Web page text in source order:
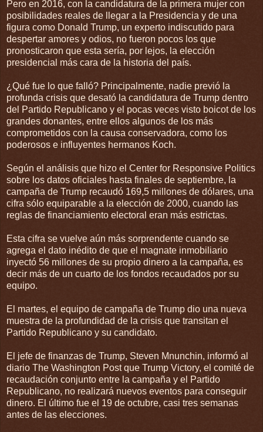
Pero en 2016, con la candidatura de la primera mujer con
posibilidades reales de llegar a la Presidencia y de una
figura como Donald Trump, un experto indiscutido para
despertar amores y odios, no fueron pocos los que
pronosticaron que esta sería, por lejos, la elección
presidencial más cara de la historia del país.
¿Qué fue lo que falló? Principalmente, nadie previó la
profunda crisis que desató la candidatura de Trump dentro
del Partido Republicano y el pocas veces visto boicot de los
grandes donantes, entre ellos algunos de los más
comprometidos con la causa conservadora, como los
poderosos e influyentes hermanos Koch.
Según el análisis que hizo el Center for Responsive Politics
sobre los datos oficiales hasta finales de septiembre, la
campaña de Trump recaudó 169,5 millones de dólares, una
cifra sólo equiparable a la elección de 2000, cuando las
reglas de financiamiento electoral eran más estrictas.
Esta cifra se vuelve aún más sorprendente cuando se
agrega el dato inédito de que el magnate inmobiliario
inyectó 56 millones de su propio dinero a la campaña, es
decir más de un cuarto de los fondos recaudados por su
equipo.
El martes, el equipo de campaña de Trump dio una nueva
muestra de la profundidad de la crisis que transitan el
Partido Republicano y su candidato.
El jefe de finanzas de Trump, Steven Mnunchin, informó al
diario The Washington Post que Trump Victory, el comité de
recaudación conjunto entre la campaña y el Partido
Republicano, no realizará nuevos eventos para conseguir
dinero. El último fue el 19 de octubre, casi tres semanas
antes de las elecciones.